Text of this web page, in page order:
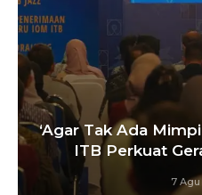
Tak Ada Mimpi Yang
ITB Perkuat Gerakan